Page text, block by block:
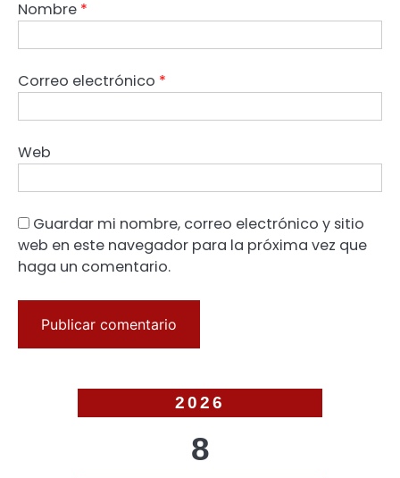
Nombre *
Correo electrónico *
Web
Guardar mi nombre, correo electrónico y sitio
web en este navegador para la próxima vez que
haga un comentario.
2026
8